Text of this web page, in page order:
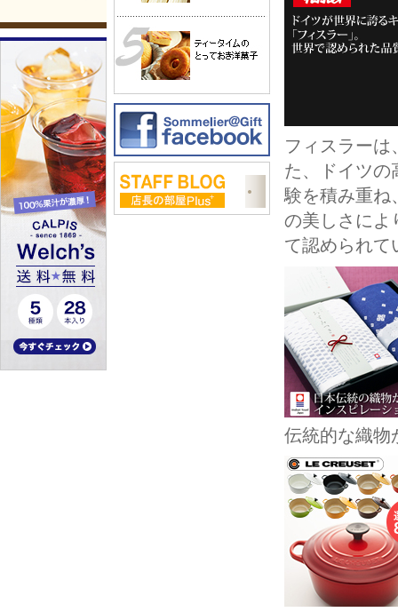
フィスラーは
た、ドイツの
験を積み重ね
の美しさによ
て認められて
伝統的な織物